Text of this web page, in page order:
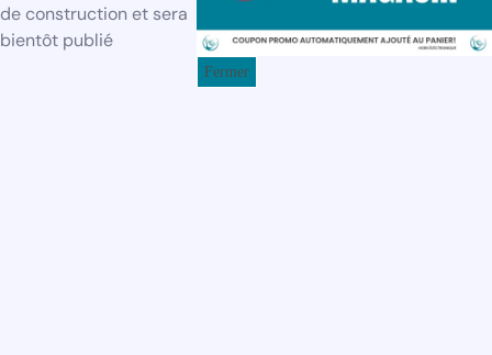
de construction et sera
bientôt publié
Fermer